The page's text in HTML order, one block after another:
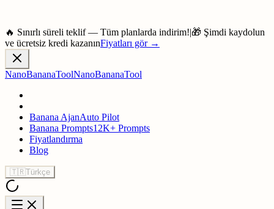
🔥 Sınırlı süreli teklif — Tüm planlarda indirim!|🎁 Şimdi kaydolun
ve ücretsiz kredi kazanınFiyatları gör→
NanoBananaToolNanoBananaTool
Banana AjanAuto Pilot
Banana Prompts12K+ Prompts
Fiyatlandırma
Blog
🇹🇷Türkçe